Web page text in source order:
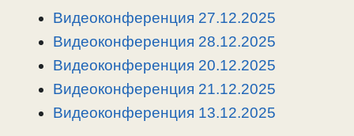
r
a
o
в
Видеоконференция 27.12.2025
Видеоконференция 28.12.2025
Видеоконференция 20.12.2025
Видеоконференция 21.12.2025
Видеоконференция 13.12.2025